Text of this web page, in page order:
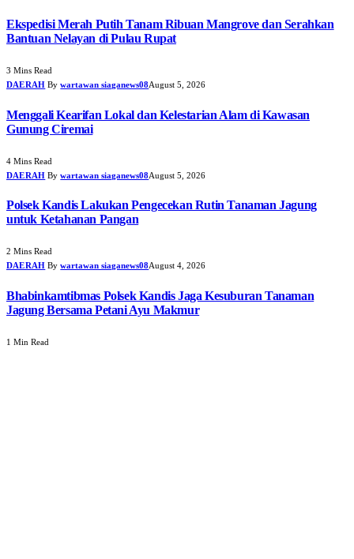
Ekspedisi Merah Putih Tanam Ribuan Mangrove dan Serahkan
Bantuan Nelayan di Pulau Rupat
3 Mins Read
DAERAH By wartawan siaganews08August 5, 2026
Menggali Kearifan Lokal dan Kelestarian Alam di Kawasan
Gunung Ciremai
4 Mins Read
DAERAH By wartawan siaganews08August 5, 2026
Polsek Kandis Lakukan Pengecekan Rutin Tanaman Jagung
untuk Ketahanan Pangan
2 Mins Read
DAERAH By wartawan siaganews08August 4, 2026
Bhabinkamtibmas Polsek Kandis Jaga Kesuburan Tanaman
Jagung Bersama Petani Ayu Makmur
1 Min Read